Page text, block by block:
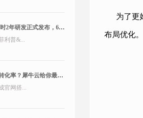
网赢战车7.0历时2年研发正式发布，6大版本打造数字营销新物种
利普&...
如何提升网站转化率？犀牛云给你最全的营销洞察
官网搭...
为了更
布局优化